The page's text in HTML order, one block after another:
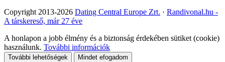
Copyright 2013-2026 Dating Central Europe Zrt. · Randivonal.hu -
A társkereső, már 27 éve
A honlapon a jobb élmény és a biztonság érdekében sütiket (cookie)
használunk. További információk
További lehetőségek Mindet efogadom